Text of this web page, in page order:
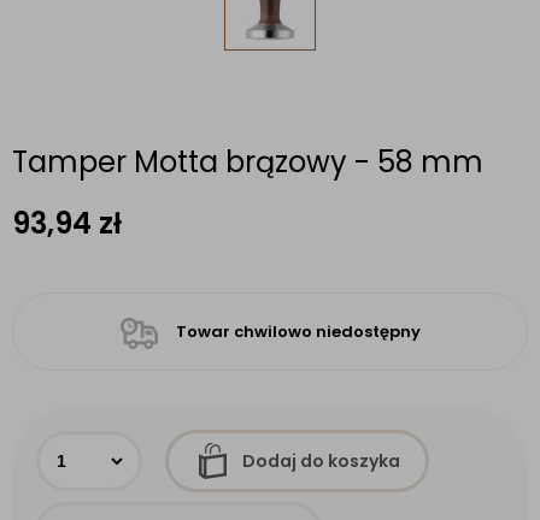
Tamper Motta brązowy - 58 mm
93,94 zł
Towar chwilowo niedostępny
Dodaj do koszyka